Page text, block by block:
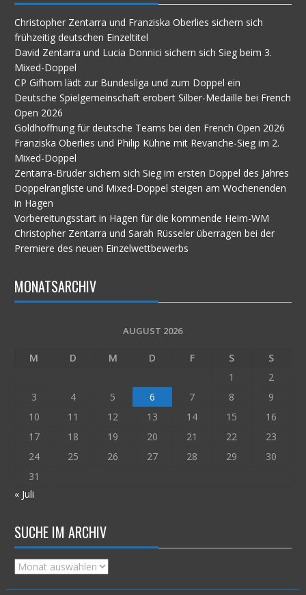
Christopher Zentarra und Franziska Oberlies sichern sich
frühzeitig deutschen Einzeltitel
David Zentarra und Lucia Donnici sichern sich Sieg beim 3.
Mixed-Doppel
CP Gifhorn lädt zur Bundesliga und zum Doppel ein
Deutsche Spielgemeinschaft erobert Silber-Medaille bei French
Open 2026
Goldhoffnung für deutsche Teams bei den French Open 2026
Franziska Oberlies und Philip Kühne mit Revanche-Sieg im 2.
Mixed-Doppel
Zentarra-Brüder sichern sich Sieg im ersten Doppel des Jahres
Doppelrangliste und Mixed-Doppel steigen am Wochenenden
in Hagen
Vorbereitungsstart in Hagen für die kommende Heim-WM
Christopher Zentarra und Sarah Rüsseler überragen bei der
Premiere des neuen Einzelwettbewerbs
MONATSARCHIV
AUGUST 2026
M D M D F S
S
1
2
3
4 5 6 7 8
9
10
11 12 13 14 15
16
17
18 19 20 21 22
23
24
25 26 27 28 29
30
31
« Juli
SUCHE IM ARCHIV
Suche